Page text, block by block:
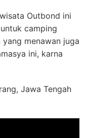
Outbond ini
camping
menawan juga
ini, karna
Jawa Tengah